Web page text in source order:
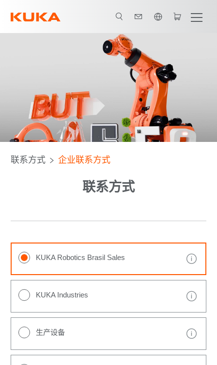
联系方式 企业联系方式
联系方式
KUKA Robotics Brasil Sales
KUKA Industries
生产设备